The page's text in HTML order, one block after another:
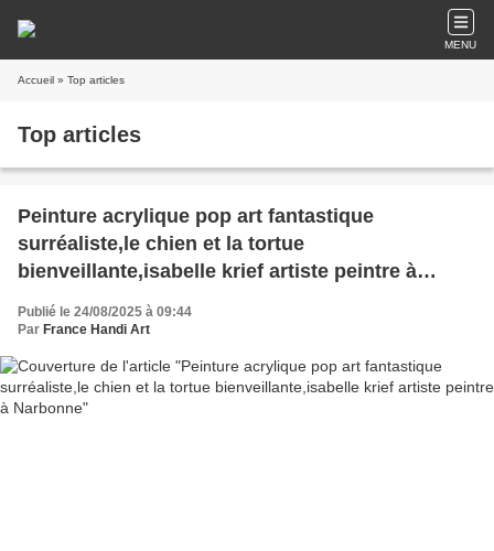
MENU
Accueil » Top articles
Top articles
Peinture acrylique pop art fantastique
surréaliste,le chien et la tortue
bienveillante,isabelle krief artiste peintre à
Narbonne
Publié le 24/08/2025 à 09:44
Par France Handi Art